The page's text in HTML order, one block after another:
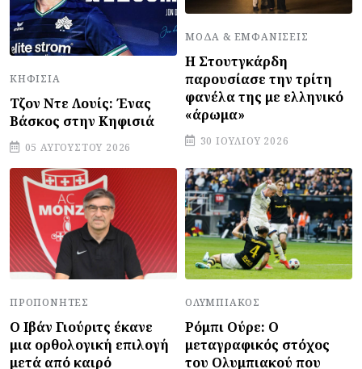
ΚΗΦΙΣΙΆ
Τζον Ντε Λουίς: Ένας
Βάσκος στην Κηφισιά
05 ΑΥΓΟΎΣΤΟΥ 2026
ΜΌΔΑ & ΕΜΦΑΝΊΣΕΙΣ
Η Στουτγκάρδη
παρουσίασε την τρίτη
φανέλα της με ελληνικό
«άρωμα»
30 ΙΟΥΛΊΟΥ 2026
ΠΡΟΠΟΝΗΤΈΣ
Ο Ιβάν Γιούριτς έκανε
μια ορθολογική επιλογή
μετά από καιρό
ΟΛΥΜΠΙΑΚΌΣ
Ρόμπι Ούρε: Ο
μεταγραφικός στόχος
του Ολυμπιακού που